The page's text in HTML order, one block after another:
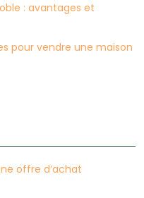
: avantages et
pour vendre une maison
offre d’achat